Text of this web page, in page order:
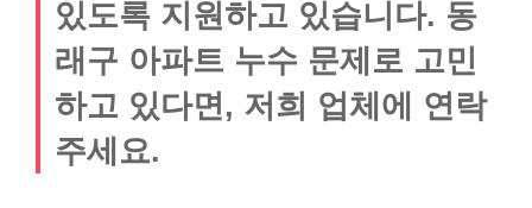
있도록 지원하고 있습니다. 동
래구 아파트 누수 문제로 고민
하고 있다면, 저희 업체에 연락
주세요.